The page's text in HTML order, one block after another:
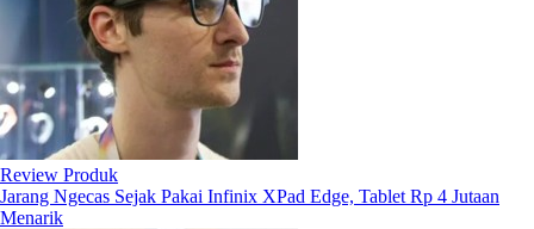
Review Produk
Jarang Ngecas Sejak Pakai Infinix XPad Edge, Tablet Rp 4 Jutaan
Menarik